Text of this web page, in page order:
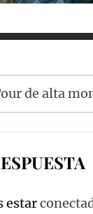
de alta
estar